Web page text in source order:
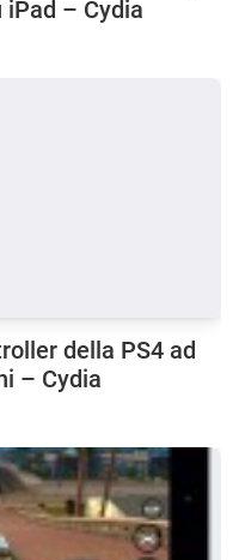
iPad – Cydia
della PS4 ad
– Cydia